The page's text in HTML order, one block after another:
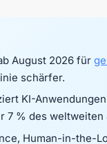
August 2026 für
schärfer.
KI-
7 % des weltweiten
Human-in-the-